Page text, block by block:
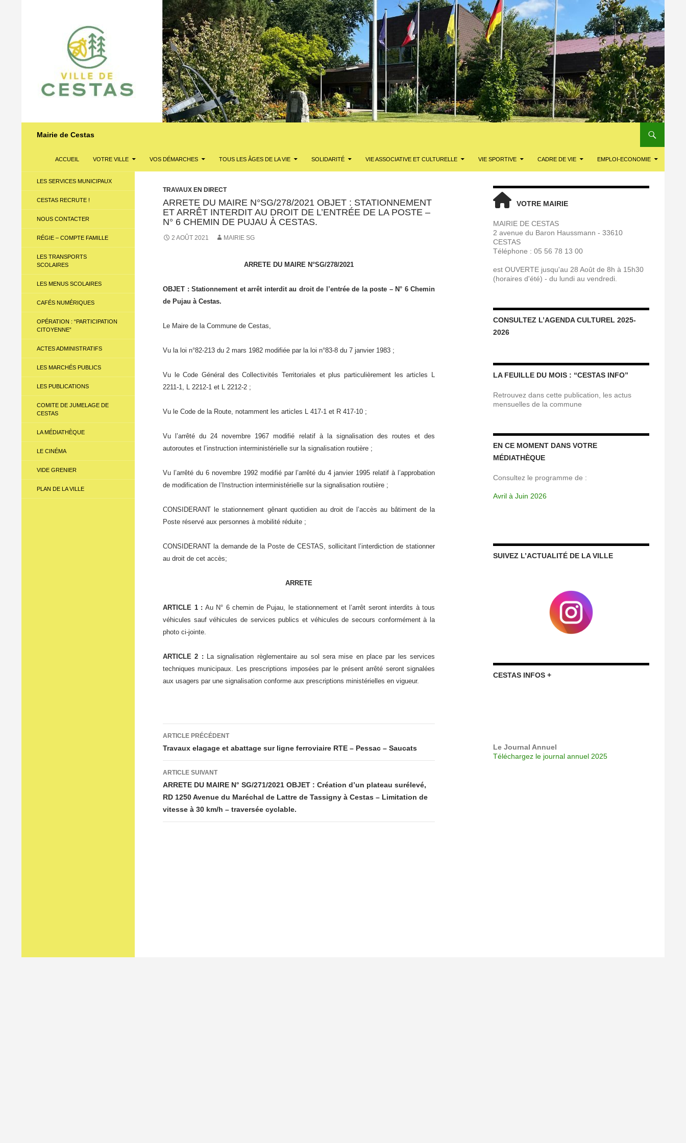
Mairie de Cestas
ACCUEIL
VOTRE VILLE VOS DÉMARCHES TOUS LES ÂGES DE LA VIE SOLIDARITÉ VIE ASSOCIATIVE ET CULTURELLE VIE SPORTIVE CADRE DE VIE EMPLOI-ECONOMIE
TRAVAUX EN DIRECT
ARRETE DU MAIRE N°SG/278/2021 OBJET : STATIONNEMENT
ET ARRÊT INTERDIT AU DROIT DE L’ENTRÉE DE LA POSTE –
N° 6 CHEMIN DE PUJAU À CESTAS.
2 AOÛT 2021 MAIRIE SG
ARRETE DU MAIRE N°SG/278/2021
OBJET : Stationnement et arrêt interdit au droit de l’entrée de la poste – N° 6 Chemin
de Pujau à Cestas.
Le Maire de la Commune de Cestas,
Vu la loi n°82-213 du 2 mars 1982 modifiée par la loi n°83-8 du 7 janvier 1983 ;
Vu le Code Général des Collectivités Territoriales et plus particulièrement les articles L
2211-1, L 2212-1 et L 2212-2 ;
Vu le Code de la Route, notamment les articles L 417-1 et R 417-10 ;
Vu l’arrêté du 24 novembre 1967 modifié relatif à la signalisation des routes et des
autoroutes et l’instruction interministérielle sur la signalisation routière ;
Vu l’arrêté du 6 novembre 1992 modifié par l’arrêté du 4 janvier 1995 relatif à l’approbation
de modification de l’Instruction interministérielle sur la signalisation routière ;
CONSIDERANT le stationnement gênant quotidien au droit de l’accès au bâtiment de la
Poste réservé aux personnes à mobilité réduite ;
CONSIDERANT la demande de la Poste de CESTAS, sollicitant l’interdiction de stationner
au droit de cet accès;
ARRETE
ARTICLE 1 : Au N° 6 chemin de Pujau, le stationnement et l’arrêt seront interdits à tous
véhicules sauf véhicules de services publics et véhicules de secours conformément à la
photo ci-jointe.
ARTICLE 2 : La signalisation règlementaire au sol sera mise en place par les services
techniques municipaux. Les prescriptions imposées par le présent arrêté seront signalées
aux usagers par une signalisation conforme aux prescriptions ministérielles en vigueur.
Navigation
articles
ARTICLE PRÉCÉDENT
Travaux elagage et abattage sur ligne ferroviaire RTE – Pessac – Saucats
ARTICLE SUIVANT
ARRETE DU MAIRE N° SG/271/2021 OBJET : Création d’un plateau surélevé,
RD 1250 Avenue du Maréchal de Lattre de Tassigny à Cestas – Limitation de
vitesse à 30 km/h – traversée cyclable.
VOTRE MAIRIE
MAIRIE DE CESTAS
2 avenue du Baron Haussmann - 33610
CESTAS
Téléphone : 05 56 78 13 00
est OUVERTE jusqu'au 28 Août de 8h à 15h30
(horaires d'été) - du lundi au vendredi.
CONSULTEZ L’AGENDA CULTUREL 2025-
2026
LA FEUILLE DU MOIS : “CESTAS INFO”
Retrouvez dans cette publication, les actus
mensuelles de la commune
EN CE MOMENT DANS VOTRE
MÉDIATHÈQUE
Consultez le programme de :
Avril à Juin 2026
SUIVEZ L’ACTUALITÉ DE LA VILLE
CESTAS INFOS +
Le Journal Annuel
Téléchargez le journal annuel 2025
LES SERVICES MUNICIPAUX
CESTAS RECRUTE !
NOUS CONTACTER
RÉGIE – COMPTE FAMILLE
LES TRANSPORTS
SCOLAIRES
LES MENUS SCOLAIRES
CAFÉS NUMÉRIQUES
OPÉRATION : “PARTICIPATION
CITOYENNE”
ACTES ADMINISTRATIFS
LES MARCHÉS PUBLICS
LES PUBLICATIONS
COMITE DE JUMELAGE DE
CESTAS
LA MÉDIATHÈQUE
LE CINÉMA
VIDE GRENIER
PLAN DE LA VILLE